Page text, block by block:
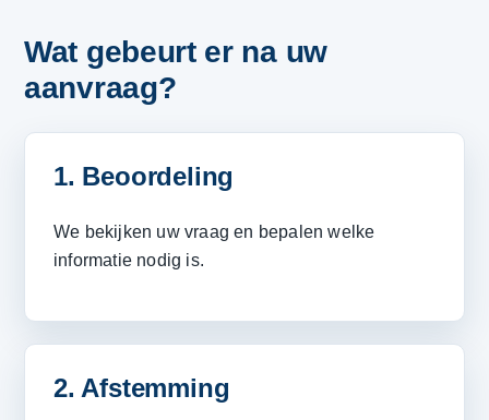
Wat gebeurt er na uw
aanvraag?
1. Beoordeling
We bekijken uw vraag en bepalen welke
informatie nodig is.
2. Afstemming